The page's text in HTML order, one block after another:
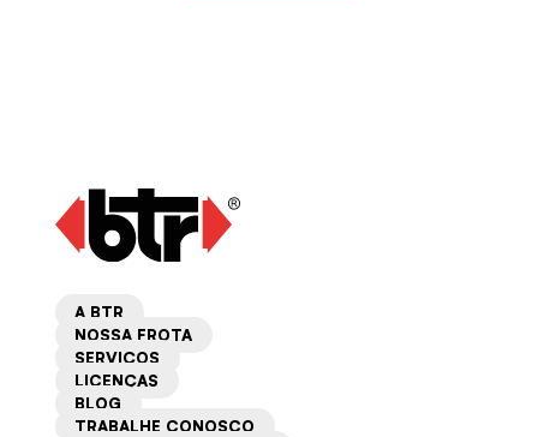
A BTR
NOSSA FROTA
SERVIÇOS
LICENÇAS
BLOG
TRABALHE CONOSCO